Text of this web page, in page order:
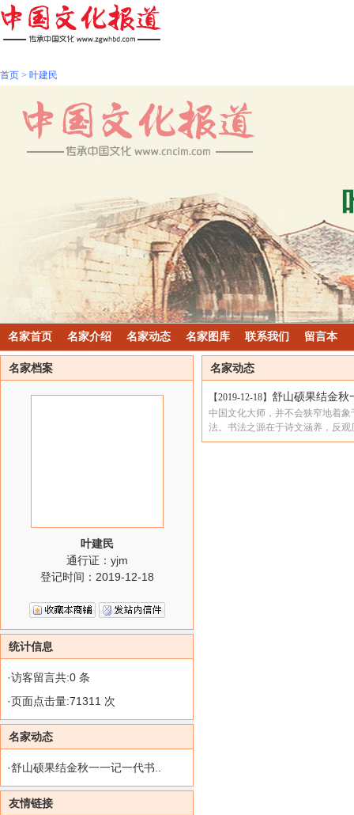
首页 > 叶建民
名家首页 名家介绍 名家动态 名家图库 联系我们 留言本
名家档案
叶建民
通行证：yjm
登记时间：2019-12-18
统计信息
·访客留言共:0 条
·页面点击量:71311 次
名家动态
·舒山硕果结金秋一一记一代书..
友情链接
名家动态
【2019-12-18】 舒山硕果结金秋
中国文化大师，并不会狭窄地着
法。书法之源在于诗文涵养，反